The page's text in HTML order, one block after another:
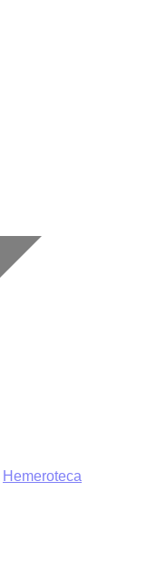
Hemeroteca